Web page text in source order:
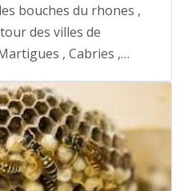
bouches du rhones ,
des villes de
, Cabries ,…